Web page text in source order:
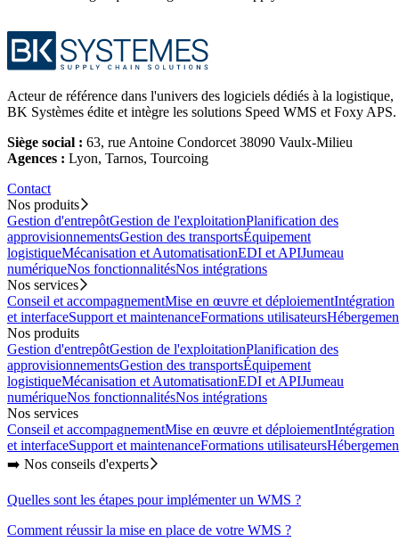
Acteur de référence dans l'univers des logiciels dédiés à la logistique,
BK Systèmes édite et intègre les solutions Speed WMS et Foxy APS.
Siège social : 63, rue Antoine Condorcet 38090 Vaulx-Milieu
Agences : Lyon, Tarnos, Tourcoing
Contact
Nos produits
Gestion d'entrepôtGestion de l'exploitationPlanification des
approvisionnementsGestion des transportsÉquipement
logistiqueMécanisation et AutomatisationEDI et APIJumeau
numériqueNos fonctionnalitésNos intégrations
Nos services
Conseil et accompagnementMise en œuvre et déploiementIntégration
et interfaceSupport et maintenanceFormations utilisateurs
Nos produits
Gestion d'entrepôtGestion de l'exploitationPlanification des
approvisionnementsGestion des transportsÉquipement
logistiqueMécanisation et AutomatisationEDI et APIJumeau
numériqueNos fonctionnalitésNos intégrations
Nos services
Conseil et accompagnementMise en œuvre et déploiementIntégration
et interfaceSupport et maintenanceFormations utilisateurs
➡️ Nos conseils d'experts
Quelles sont les étapes pour implémenter un WMS ?
Comment réussir la mise en place de votre WMS ?